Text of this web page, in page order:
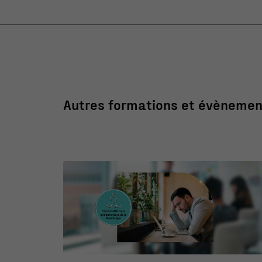
Autres formations et